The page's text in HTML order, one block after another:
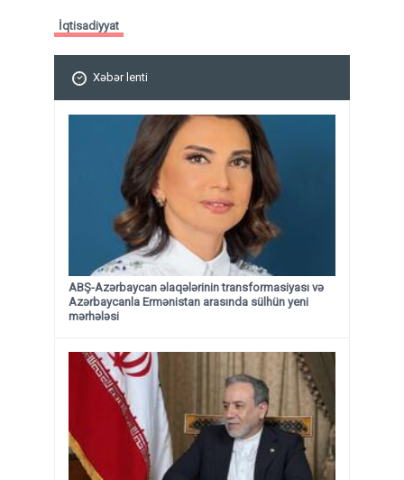
İqtisadiyyat
Xəbər lenti
ABŞ-Azərbaycan əlaqələrinin transformasiyası və
Azərbaycanla Ermənistan arasında sülhün yeni
mərhələsi